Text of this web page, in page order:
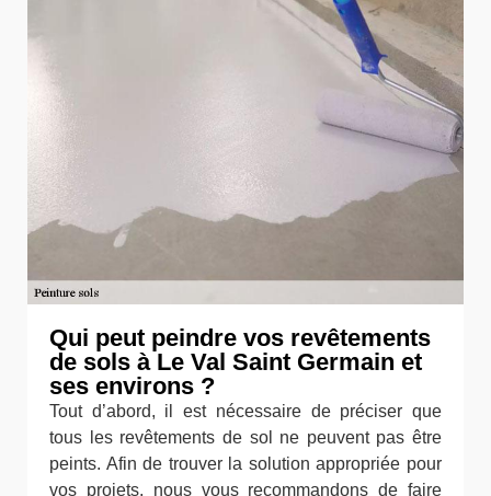
Qui peut peindre vos revêtements
de sols à Le Val Saint Germain et
ses environs ?
Tout d’abord, il est nécessaire de préciser que
tous les revêtements de sol ne peuvent pas être
peints. Afin de trouver la solution appropriée pour
vos projets, nous vous recommandons de faire